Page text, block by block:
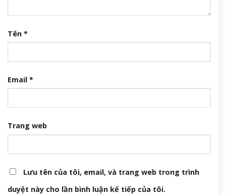
Tên *
Email *
Trang web
Lưu tên của tôi, email, và trang web trong trình
duyệt này cho lần bình luận kế tiếp của tôi.